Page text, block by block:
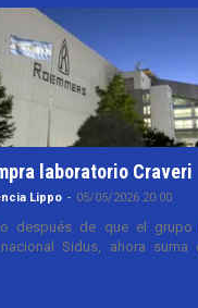
laboratorio Craveri
Lippo - 05/05/2026 20:00
después de que el grupo
Sidus, ahora suma